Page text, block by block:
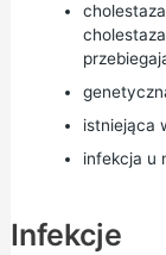
istniejąca
infekcja u
Infekcje